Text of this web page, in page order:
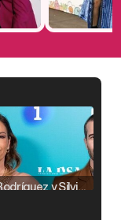
Raúl Rodríguez y Silvia Taulés nos cuentan su papel en 'La familia de la tele'